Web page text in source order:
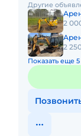
часов работы +
Другие
2
2
Показать еще